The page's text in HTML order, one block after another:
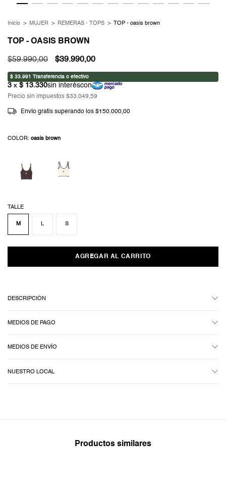
Inicio > MUJER > REMERAS - TOPS > TOP - oasis brown
TOP - OASIS BROWN
$59.990,00 $39.990,00
Precio sin impuestos $33.049,59
Envío gratis superando los $150.000,00
COLOR: oasis brown
TALLE
M L S
DESCRIPCIÓN
MEDIOS DE PAGO
MEDIOS DE ENVÍO
NUESTRO LOCAL
Productos similares